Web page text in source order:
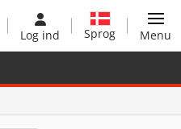
Log ind Sprog Menu